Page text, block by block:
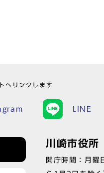
へリンクします
LINE
川崎市役所
開庁時間：月